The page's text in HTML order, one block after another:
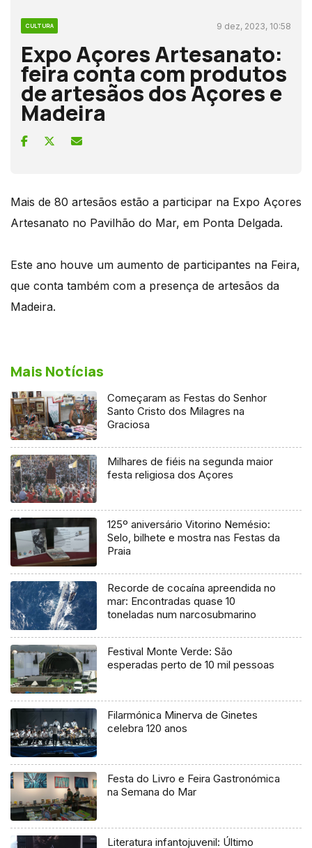
CULTURA 9 dez, 2023, 10:58
Expo Açores Artesanato:
feira conta com produtos
de artesãos dos Açores e
Madeira
Mais de 80 artesãos estão a participar na Expo Açores
Artesanato no Pavilhão do Mar, em Ponta Delgada.
Este ano houve um aumento de participantes na Feira,
que conta também com a presença de artesãos da
Madeira.
Mais Notícias
Começaram as Festas do Senhor
Santo Cristo dos Milagres na
Graciosa
Milhares de fiéis na segunda maior
festa religiosa dos Açores
125º aniversário Vitorino Nemésio:
Selo, bilhete e mostra nas Festas da
Praia
Recorde de cocaína apreendida no
mar: Encontradas quase 10
toneladas num narcosubmarino
Festival Monte Verde: São
esperadas perto de 10 mil pessoas
Filarmónica Minerva de Ginetes
celebra 120 anos
Festa do Livro e Feira Gastronómica
na Semana do Mar
Literatura infantojuvenil: Último